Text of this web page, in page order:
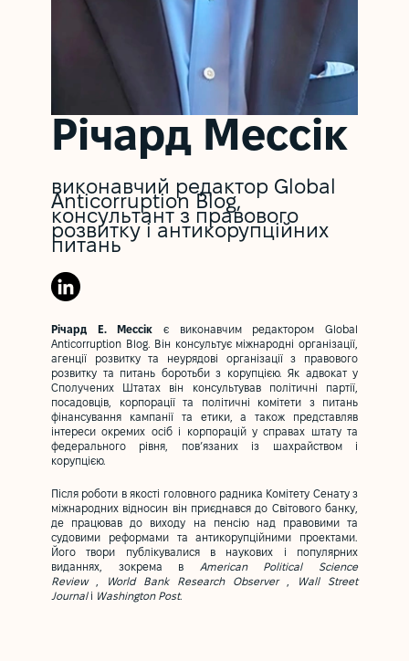
Річард Мессік
виконавчий редактор Global
Anticorruption Blog,
консультант з правового
розвитку і антикорупційних
питань
Річард Е. Мессік є виконавчим редактором Global
Anticorruption Blog. Він консультує міжнародні організації,
агенції розвитку та неурядові організації з правового
розвитку та питань боротьби з корупцією. Як адвокат у
Сполучених Штатах він консультував політичні партії,
посадовців, корпорації та політичні комітети з питань
фінансування кампанії та етики, а також представляв
інтереси окремих осіб і корпорацій у справах штату та
федерального рівня, пов’язаних із шахрайством і
корупцією.
Після роботи в якості головного радника Комітету Сенату з
міжнародних відносин він приєднався до Світового банку,
де працював до виходу на пенсію над правовими та
судовими реформами та антикорупційними проектами.
Його твори публікувалися в наукових і популярних
виданнях, зокрема в American Political Science
Review, World Bank Research Observer,
Wall Street
Journalі Washington Post.